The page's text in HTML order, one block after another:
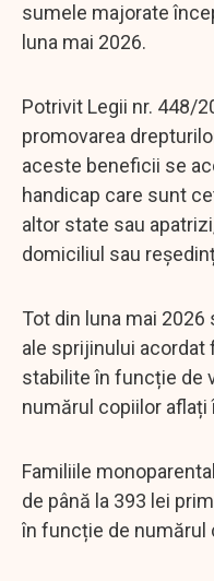
sumele majorate
luna mai 2026.
Potrivit Legii nr. 448/
promovarea
aceste beneficii se
handicap care sunt
altor state sau
domiciliul sau
Tot din luna mai
ale sprijinului
stabilite în funcție de
numărul copiilor aflați
Familiile
de până la 393 lei
în funcție de numărul